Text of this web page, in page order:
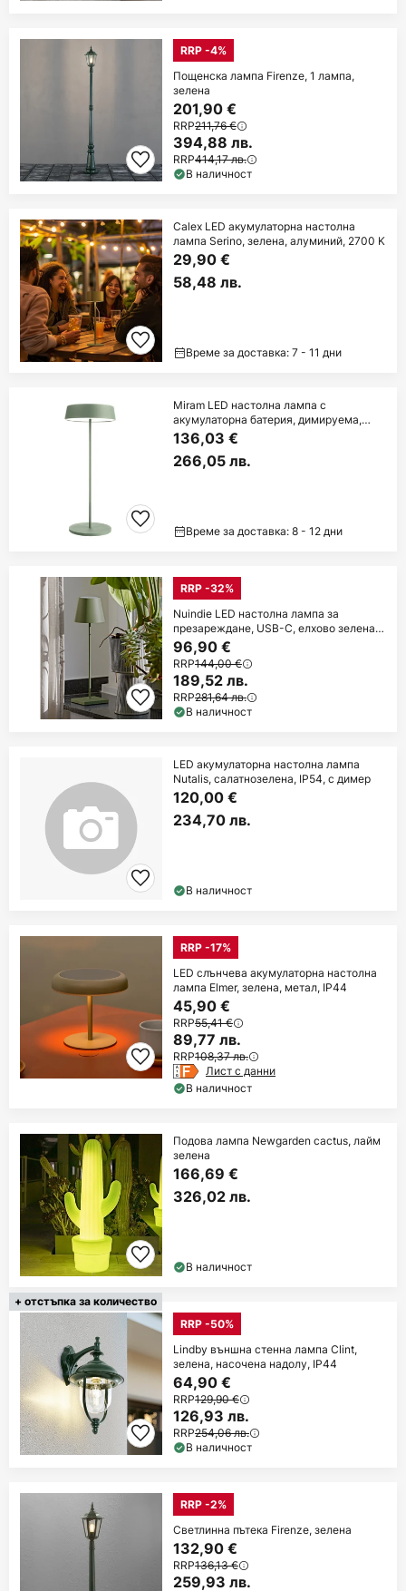
RRP -4%
Пощенска лампа Firenze, 1 лампа,
зелена
201,90 €
RRP211,76 €
394,88 лв.
RRP414,17 лв.
В наличност
Calex LED акумулаторна настолна
лампа Serino, зелена, алуминий, 2700 K
29,90 €
58,48 лв.
Време за доставка: 7 - 11 дни
Miram LED настолна лампа с
акумулаторна батерия, димируема,
зелена
136,03 €
266,05 лв.
Време за доставка: 8 - 12 дни
RRP -32%
Nuindie LED настолна лампа за
презареждане, USB-C, елхово зелена,
IP54, с
96,90 €
RRP144,00 €
189,52 лв.
RRP281,64 лв.
В наличност
LED акумулаторна настолна лампа
Nutalis, салатнозелена, IP54, с димер
120,00 €
234,70 лв.
В наличност
RRP -17%
LED слънчева акумулаторна настолна
лампа Elmer, зелена, метал, IP44
45,90 €
RRP55,41 €
89,77 лв.
RRP108,37 лв.
Лист с данни
В наличност
Подова лампа Newgarden cactus, лайм
зелена
166,69 €
326,02 лв.
В наличност
+ отстъпка за количество
RRP -50%
Lindby външна стенна лампа Clint,
зелена, насочена надолу, IP44
64,90 €
RRP129,90 €
126,93 лв.
RRP254,06 лв.
В наличност
RRP -2%
Светлинна пътека Firenze, зелена
132,90 €
RRP136,13 €
259,93 лв.